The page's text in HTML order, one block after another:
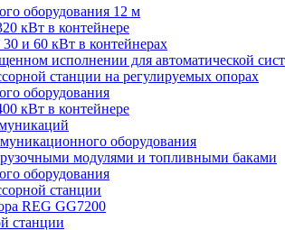
оборудования 12 м
кВт в контейнере
и 60 кВт в контейнерах
исполнении для автоматической
станции на регулируемых опорах
оборудования
кВт в контейнере
оборудования
модулями и топливными баками
оборудования
станции
REG GG7200
станции